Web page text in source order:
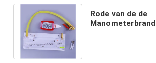
Rode van de de